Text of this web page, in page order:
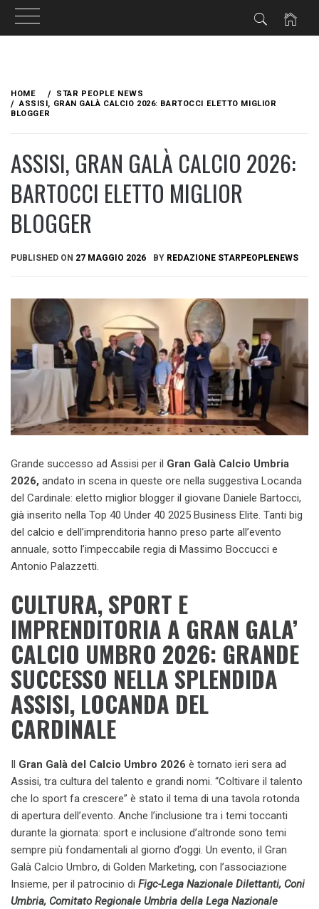
content
HOME
STAR PEOPLE NEWS
ASSISI, GRAN GALÀ CALCIO 2026: BARTOCCI ELETTO MIGLIOR
BLOGGER
ASSISI, GRAN GALÀ CALCIO 2026:
BARTOCCI ELETTO MIGLIOR
BLOGGER
PUBLISHED ON 27 MAGGIO 2026 BY REDAZIONE STARPEOPLENEWS
Grande successo ad Assisi per il Gran Galà Calcio Umbria
2026, andato in scena in queste ore nella suggestiva Locanda
del Cardinale: eletto miglior blogger il giovane Daniele Bartocci,
già inserito nella Top 40 Under 40 2025 Business Elite. Tanti big
del calcio e dell’imprenditoria hanno preso parte all’evento
annuale, sotto l’impeccabile regia di Massimo Boccucci e
Antonio Palazzetti.
CULTURA, SPORT E
IMPRENDITORIA A GRAN GALA’
CALCIO UMBRO 2026: GRANDE
SUCCESSO NELLA SPLENDIDA
ASSISI, LOCANDA DEL
CARDINALE
Gran Galà del Calcio Umbro 2026 è tornato ieri sera ad
Assisi, tra cultura del talento e grandi nomi. “Coltivare il talento
che lo sport fa crescere” è stato il tema di una tavola rotonda
di apertura dell’evento. Anche l’inclusione tra i temi toccanti
durante la giornata: sport e inclusione d’altronde sono temi
sempre più fondamentali al giorno d’oggi. Un evento, il Gran
Galà Calcio Umbro, di Golden Marketing, con l’associazione
Insieme, per il patrocinio di Figc-Lega Nazionale Dilettanti, Coni
Umbria, Comitato Regionale Umbria della Lega Nazionale